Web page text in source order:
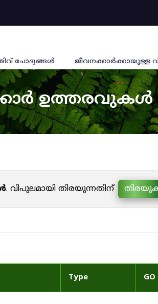
ചോദ്യങ്ങൾ ജീവനക്കാര്‍ക്കായുള്ള
ഉത്തരവുകൾ
. വിപുലമായി തിരയുന്നതിന്
Type